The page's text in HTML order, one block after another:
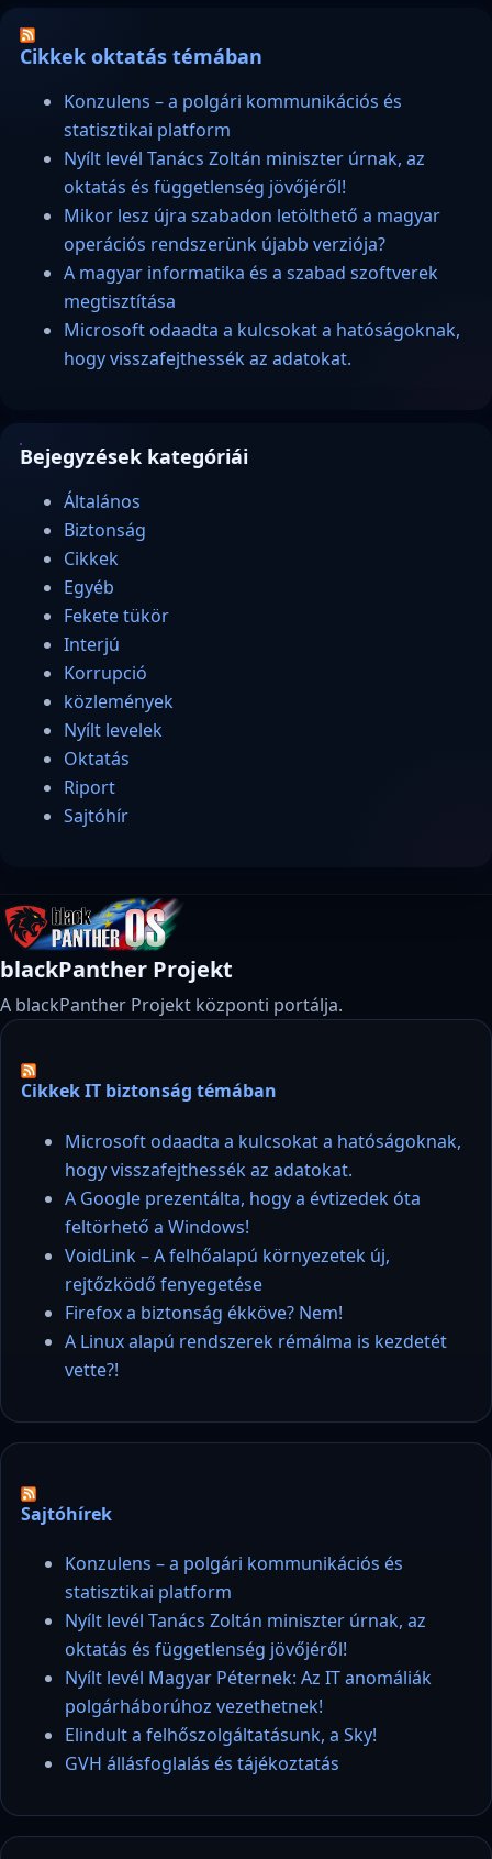
Cikkek oktatás témában
Konzulens – a polgári kommunikációs és
statisztikai platform
Nyílt levél Tanács Zoltán miniszter úrnak, az
oktatás és függetlenség jövőjéről!
Mikor lesz újra szabadon letölthető a magyar
operációs rendszerünk újabb verziója?
A magyar informatika és a szabad szoftverek
megtisztítása
Microsoft odaadta a kulcsokat a hatóságoknak,
hogy visszafejthessék az adatokat.
Bejegyzések kategóriái
Általános
Biztonság
Cikkek
Egyéb
Fekete tükör
Interjú
Korrupció
közlemények
Nyílt levelek
Oktatás
Riport
Sajtóhír
blackPanther Projekt
A blackPanther Projekt központi portálja.
Cikkek IT biztonság témában
Microsoft odaadta a kulcsokat a hatóságoknak,
hogy visszafejthessék az adatokat.
A Google prezentálta, hogy a évtizedek óta
feltörhető a Windows!
VoidLink – A felhőalapú környezetek új,
rejtőzködő fenyegetése
Firefox a biztonság ékköve? Nem!
A Linux alapú rendszerek rémálma is kezdetét
vette?!
Sajtóhírek
Konzulens – a polgári kommunikációs és
statisztikai platform
Nyílt levél Tanács Zoltán miniszter úrnak, az
oktatás és függetlenség jövőjéről!
Nyílt levél Magyar Péternek: Az IT anomáliák
polgárháborúhoz vezethetnek!
Elindult a felhőszolgáltatásunk, a Sky!
GVH állásfoglalás és tájékoztatás